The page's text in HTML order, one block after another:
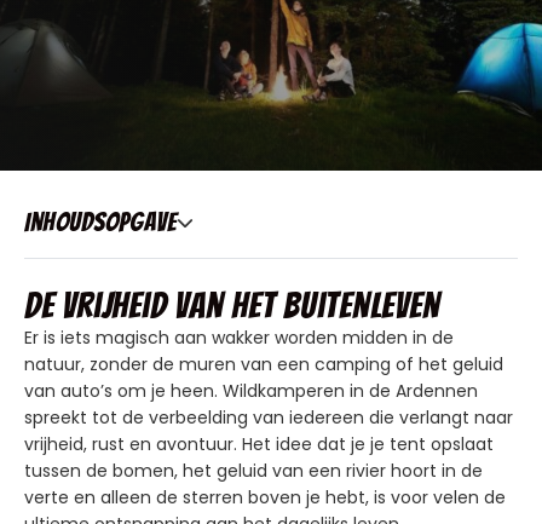
Inhoudsopgave
De vrijheid van het buitenleven
Er is iets magisch aan wakker worden midden in de
natuur, zonder de muren van een camping of het geluid
van auto’s om je heen. Wildkamperen in de Ardennen
spreekt tot de verbeelding van iedereen die verlangt naar
vrijheid, rust en avontuur. Het idee dat je je tent opslaat
tussen de bomen, het geluid van een rivier hoort in de
verte en alleen de sterren boven je hebt, is voor velen de